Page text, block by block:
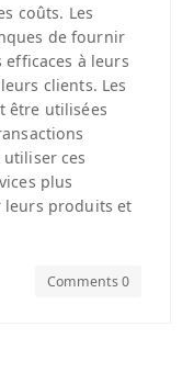
coûts. Les
de fournir
à leurs
clients. Les
être utilisées
utiliser ces
plus
leurs produits et
Comments 0